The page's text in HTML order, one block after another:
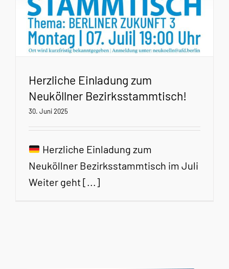
Herzliche Einladung zum
Neuköllner Bezirksstammtisch!
30. Juni 2025
Herzliche Einladung zum
Neuköllner Bezirksstammtisch im Juli
Weiter geht [...]